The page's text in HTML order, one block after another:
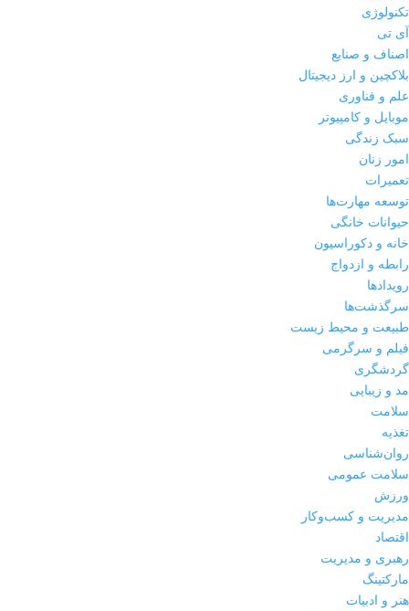
تکنولوژی
آی تی
اصناف و صنایع
بلاکچین و ارز دیجیتال
علم و فناوری
موبایل و کامپیوتر
سبک زندگی
امور زنان
تعمیرات
توسعه مهارت‌ها
حیوانات خانگی
خانه و دکوراسیون
رابطه و ازدواج
رویدادها
سرگذشت‌ها
طبیعت و محیط زیست
فیلم و سرگرمی
گردشگری
مد و زیبایی
سلامت
تغذیه
روان‌شناسی
سلامت عمومی
ورزش
مدیریت و کسب‌وکار
اقتصاد
رهبری و مدیریت
مارکتینگ
هنر و ادبیات